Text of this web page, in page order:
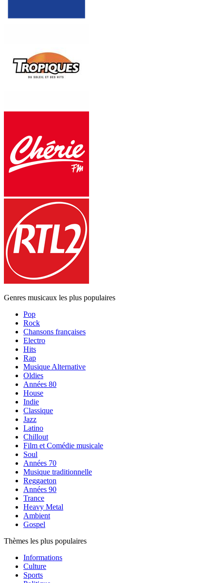
Genres musicaux les plus populaires
Pop
Rock
Chansons françaises
Electro
Hits
Rap
Musique Alternative
Oldies
Années 80
House
Indie
Classique
Jazz
Latino
Chillout
Film et Comédie musicale
Soul
Années 70
Musique traditionnelle
Reggaeton
Années 90
Trance
Heavy Metal
Ambient
Gospel
Thèmes les plus populaires
Informations
Culture
Sports